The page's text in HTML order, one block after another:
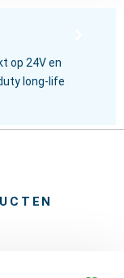
op 24V en
long-life